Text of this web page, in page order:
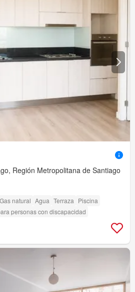
Región Metropolitana de Santiago
Gas natural Agua Terraza Piscina
personas con discapacidad